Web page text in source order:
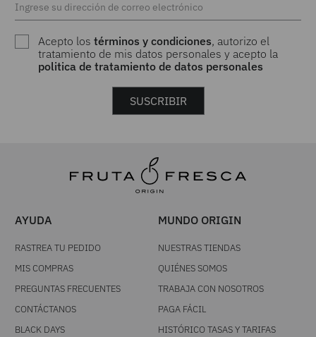
Acepto lostérminos y condiciones, autorizo el
tratamiento de mis datos personales y acepto la
politica de tratamiento de datos personales
SUSCRIBIR
AYUDA
RASTREA TU PEDIDO
MIS COMPRAS
PREGUNTAS FRECUENTES
CONTÁCTANOS
BLACK DAYS
MUNDO ORIGIN
NUESTRAS TIENDAS
QUIÉNES SOMOS
TRABAJA CON NOSOTROS
PAGA FÁCIL
HISTÓRICO TASAS Y TARIFAS